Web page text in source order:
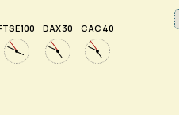
100 DAX 30 CAC 40